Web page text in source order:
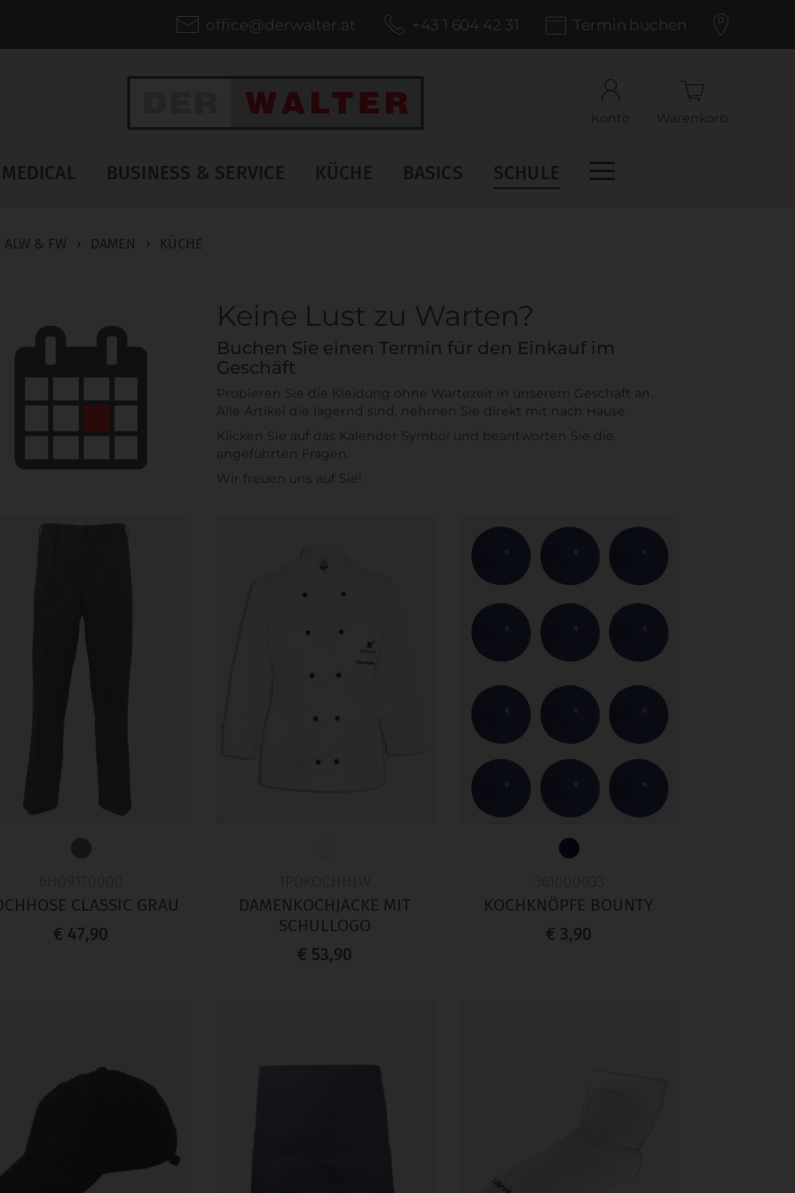
office@derwalter.at +43 1 604 42 31 Termin buchen
Konto Warenkorb
MEDICAL BUSINESS & SERVICE KÜCHE BASICS SCHULE
& FW › DAMEN › KÜCHE
Keine Lust zu Warten?
Buchen Sie einen Termin für den Einkauf im
Geschäft
Probieren Sie die Kleidung ohne Wartezeit in unserem Geschäft an.
Alle Artikel die lagernd sind, nehmen Sie direkt mit nach Hause
Klicken Sie auf das Kalender Symbol und beantworten Sie die
angeführten Fragen.
Wir freuen uns auf Sie!
CLASSIC GRAU
€ 47,90
DAMENKOCHJACKE MIT
SCHULLOGO
€ 53,90
KOCHKNÖPFE BOUNTY
€ 3,90